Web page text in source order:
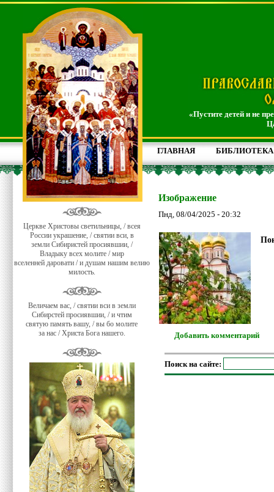
«Пустите детей и не
ГЛАВНАЯ БИБЛИОТЕКА
Церкве Христовы светильницы, / всея
России украшение, / святии вси, в
земли Сибиристей просиявшии, /
Владыку всех молите / мир
вселенней даровати / и душам нашим велию
милость.
Величаем вас, / святии вси в земли
Сибирстей просиявшии, / и чтим
святую память вашу, / вы бо молите
за нас / Христа Бога нашего.
Изображение
Пнд, 08/04/2025 - 20:32
Добавить комментарий
Поиск на сайте: